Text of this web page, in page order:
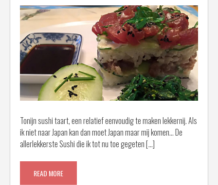
Tonijn sushi taart, een relatief eenvoudig te maken lekkernij. Als
ik niet naar Japan kan dan moet Japan maar mij komen… De
allerlekkerste Sushi die ik tot nu toe gegeten […]
READ MORE